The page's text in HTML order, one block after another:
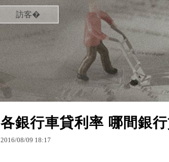
訪客�
各銀行車貸利率 哪間銀
2016/08/09 18:17